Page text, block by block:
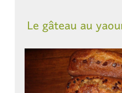
Le gâteau au